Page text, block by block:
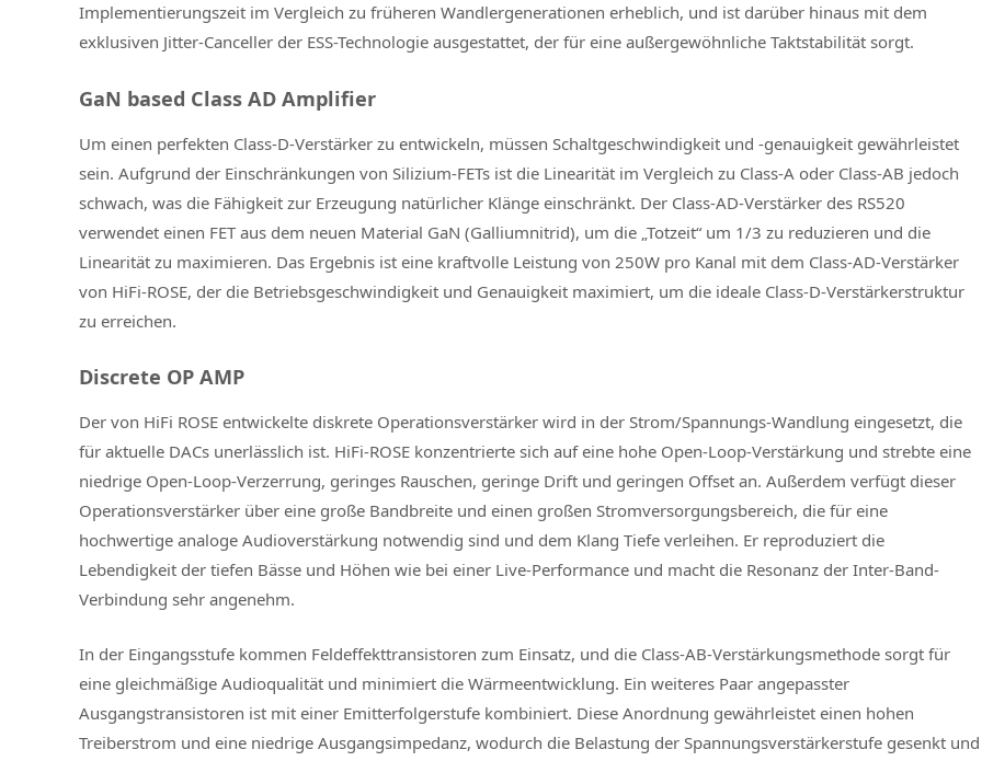
Implementierungszeit im Vergleich zu früheren Wandlergenerationen erheblich, und ist darüber hinaus mit dem
exklusiven Jitter-Canceller der ESS-Technologie ausgestattet, der für eine außergewöhnliche Taktstabilität sorgt.
GaN based Class AD Amplifier
Um einen perfekten Class-D-Verstärker zu entwickeln, müssen Schaltgeschwindigkeit und -genauigkeit gewährleistet
sein. Aufgrund der Einschränkungen von Silizium-FETs ist die Linearität im Vergleich zu Class-A oder Class-AB jedoch
schwach, was die Fähigkeit zur Erzeugung natürlicher Klänge einschränkt. Der Class-AD-Verstärker des RS520
verwendet einen FET aus dem neuen Material GaN (Galliumnitrid), um die „Totzeit“ um 1/3 zu reduzieren und die
Linearität zu maximieren. Das Ergebnis ist eine kraftvolle Leistung von 250W pro Kanal mit dem Class-AD-Verstärker
von HiFi-ROSE, der die Betriebsgeschwindigkeit und Genauigkeit maximiert, um die ideale Class-D-Verstärkerstruktur
zu erreichen.
Discrete OP AMP
Der von HiFi ROSE entwickelte diskrete Operationsverstärker wird in der Strom/Spannungs-Wandlung eingesetzt, die
für aktuelle DACs unerlässlich ist. HiFi-ROSE konzentrierte sich auf eine hohe Open-Loop-Verstärkung und strebte eine
niedrige Open-Loop-Verzerrung, geringes Rauschen, geringe Drift und geringen Offset an. Außerdem verfügt dieser
Operationsverstärker über eine große Bandbreite und einen großen Stromversorgungsbereich, die für eine
hochwertige analoge Audioverstärkung notwendig sind und dem Klang Tiefe verleihen. Er reproduziert die
Lebendigkeit der tiefen Bässe und Höhen wie bei einer Live-Performance und macht die Resonanz der Inter-Band-
Verbindung sehr angenehm.
In der Eingangsstufe kommen Feldeffekttransistoren zum Einsatz, und die Class-AB-Verstärkungsmethode sorgt für
eine gleichmäßige Audioqualität und minimiert die Wärmeentwicklung. Ein weiteres Paar angepasster
Ausgangstransistoren ist mit einer Emitterfolgerstufe kombiniert. Diese Anordnung gewährleistet einen hohen
Treiberstrom und eine niedrige Ausgangsimpedanz, wodurch die Belastung der Spannungsverstärkerstufe gesenkt und